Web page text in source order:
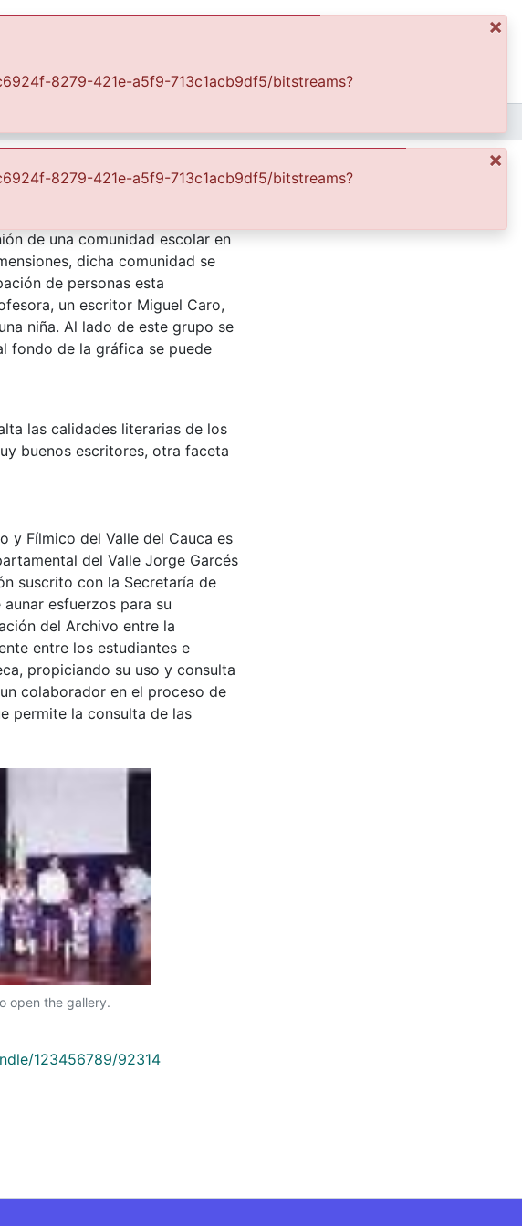
de una comunidad escolar en
dicha comunidad se
de personas esta
un escritor Miguel Caro,
niña. Al lado de este grupo se
fondo de la gráfica se puede
las calidades literarias de los
buenos escritores, otra faceta
y Fílmico del Valle del Cauca es
del Valle Jorge Garcés
suscrito con la Secretaría de
esfuerzos para su
del Archivo entre la
entre los estudiantes e
propiciando su uso y consulta
colaborador en el proceso de
permite la consulta de las
open the gallery.
123456789/92314
×
8279-421e-a5f9-713c1acb9df5/bitstreams?
×
8279-421e-a5f9-713c1acb9df5/bitstreams?